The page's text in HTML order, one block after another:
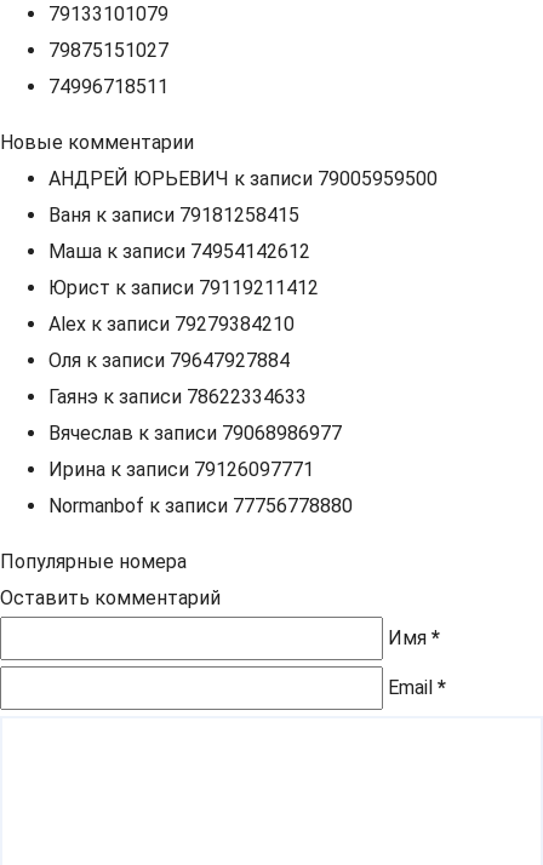
79133101079
79875151027
74996718511
Новые комментарии
АНДРЕЙ ЮРЬЕВИЧ к записи 79005959500
Ваня к записи 79181258415
Маша к записи 74954142612
Юрист к записи 79119211412
Alex к записи 79279384210
Оля к записи 79647927884
Гаянэ к записи 78622334633
Вячеслав к записи 79068986977
Ирина к записи 79126097771
Normanbof к записи 77756778880
Популярные номера
Оставить комментарий
Имя *
Email *